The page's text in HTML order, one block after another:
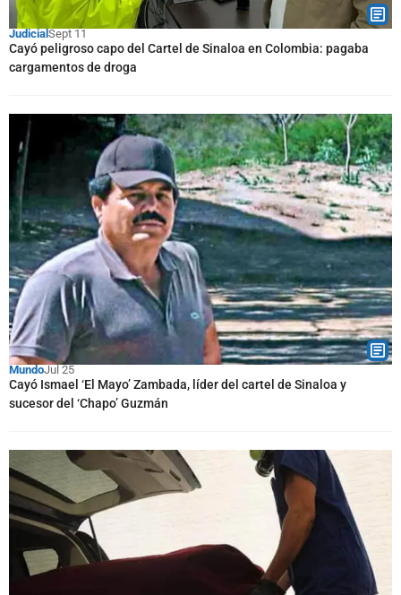
Judicial Sept 11
Cayó peligroso capo del Cartel de Sinaloa en Colombia: pagaba
cargamentos de droga
MundoJul 25
Cayó Ismael ‘El Mayo’ Zambada, líder del cartel de Sinaloa y
sucesor del ‘Chapo’ Guzmán